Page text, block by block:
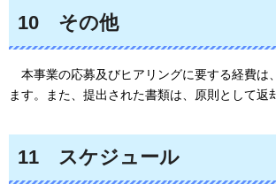
10 その他
本事業の応募及びヒアリングに要する経費は
ます。また、提出された書類は、原則として返
11 スケジュール